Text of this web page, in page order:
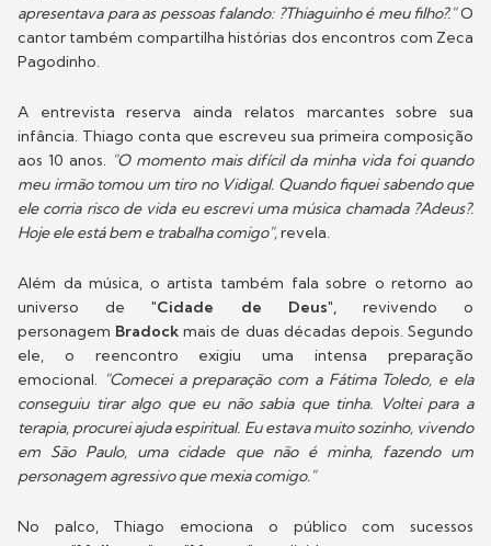
apresentava para as pessoas falando: ?Thiaguinho é meu filho?."O
cantor também compartilha histórias dos encontros com Zeca
Pagodinho.
A entrevista reserva ainda relatos marcantes sobre sua
infância. Thiago conta que escreveu sua primeira composição
aos 10 anos. "O momento mais difícil da minha vida foi quando
meu irmão tomou um tiro no Vidigal. Quando fiquei sabendo que
ele corria risco de vida eu escrevi uma música chamada ?Adeus?.
Hoje ele está bem e trabalha comigo",revela.
Além da música, o artista também fala sobre o retorno ao
universo de"Cidade de Deus",revivendo o
personagem Bradockmais de duas décadas depois. Segundo
ele, o reencontro exigiu uma intensa preparação
emocional. "Comecei a preparação com a Fátima Toledo, e ela
conseguiu tirar algo que eu não sabia que tinha. Voltei para a
terapia, procurei ajuda espiritual. Eu estava muito sozinho, vivendo
em São Paulo, uma cidade que não é minha, fazendo um
personagem agressivo que mexia comigo."
No palco, Thiago emociona o público com sucessos